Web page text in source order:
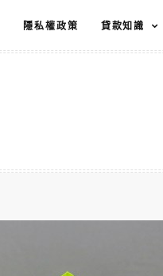
隱私權政策 貸款知識